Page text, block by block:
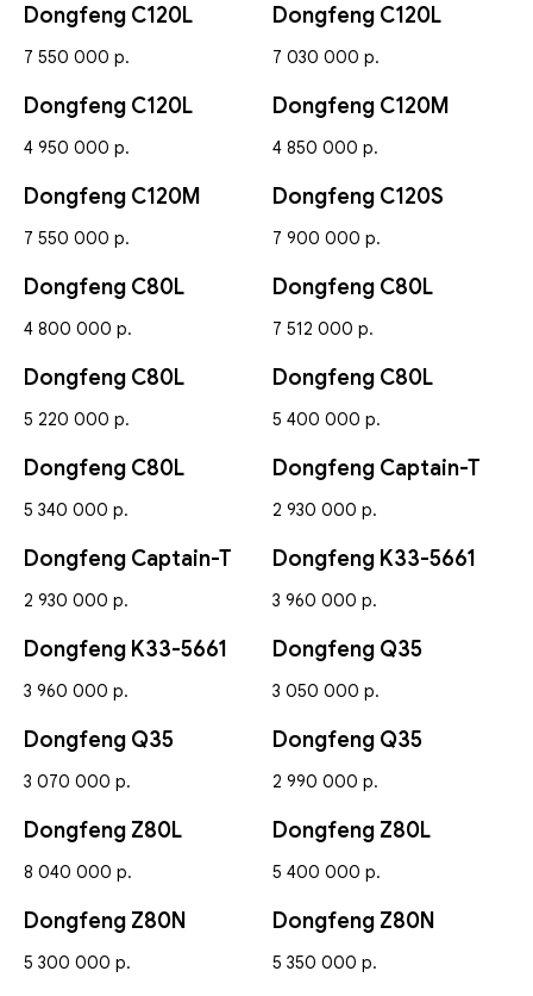
Dongfeng C120L
7 550 000 р.
Dongfeng C120L
7 030 000 р.
Dongfeng C120L
4 950 000 р.
Dongfeng C120M
4 850 000 р.
Dongfeng C120M
7 550 000 р.
Dongfeng C120S
7 900 000 р.
Dongfeng C80L
4 800 000 р.
Dongfeng C80L
7 512 000 р.
Dongfeng C80L
5 220 000 р.
Dongfeng C80L
5 400 000 р.
Dongfeng C80L
5 340 000 р.
Dongfeng Captain-T
2 930 000 р.
Dongfeng Captain-T
2 930 000 р.
Dongfeng K33-5661
3 960 000 р.
Dongfeng K33-5661
3 960 000 р.
Dongfeng Q35
3 050 000 р.
Dongfeng Q35
3 070 000 р.
Dongfeng Q35
2 990 000 р.
Dongfeng Z80L
8 040 000 р.
Dongfeng Z80L
5 400 000 р.
Dongfeng Z80N
5 300 000 р.
Dongfeng Z80N
5 350 000 р.